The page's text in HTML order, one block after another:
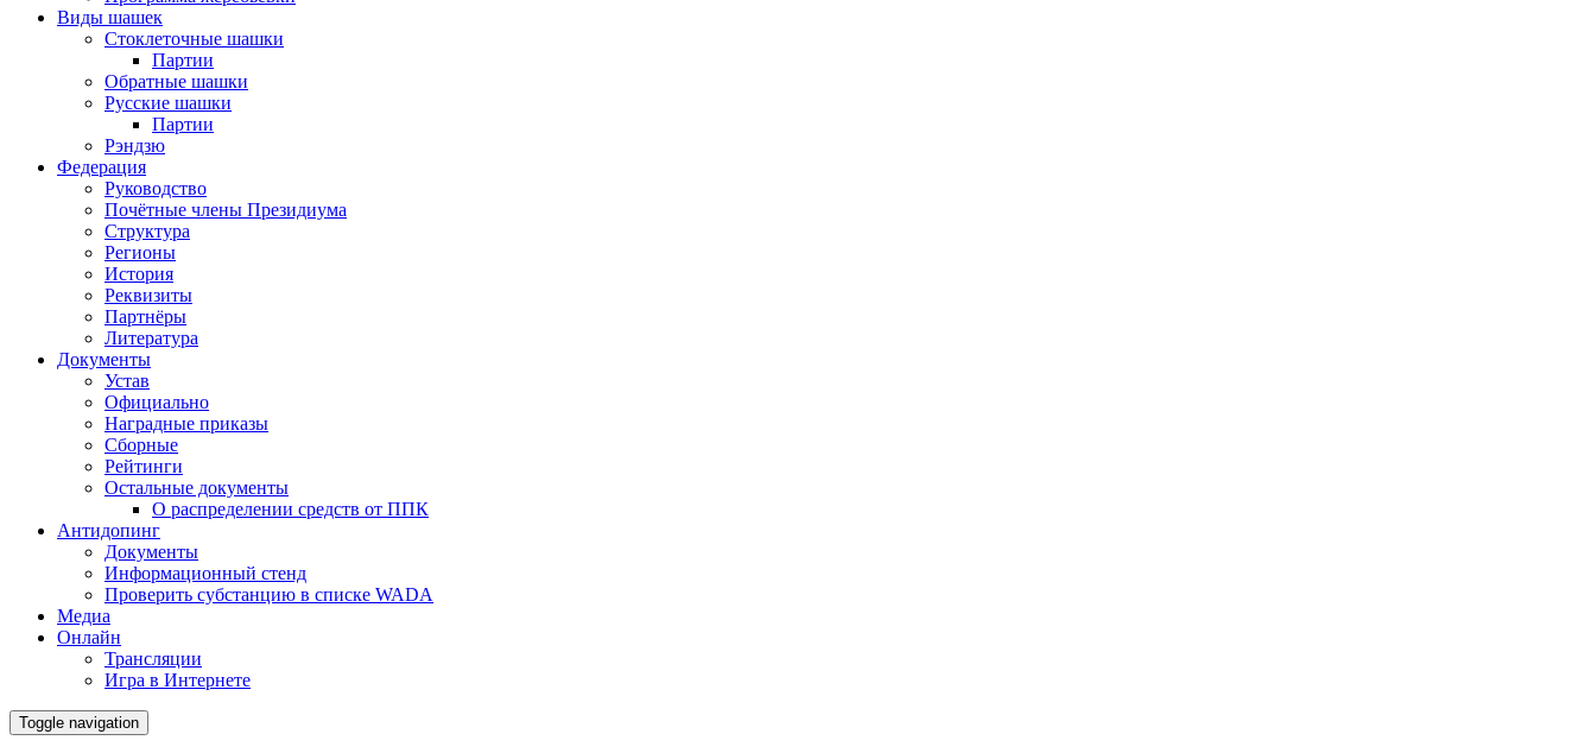
Виды шашек
Стоклеточные шашки
Партии
Обратные шашки
Русские шашки
Партии
Рэндзю
Федерация
Руководство
Почётные члены Президиума
Структура
Регионы
История
Реквизиты
Партнёры
Литература
Документы
Устав
Официально
Наградные приказы
Сборные
Рейтинги
Остальные документы
О распределении средств от ППК
Антидопинг
Документы
Информационный стенд
Проверить субстанцию в списке WADA
Медиа
Онлайн
Трансляции
Игра в Интернете
Toggle navigation